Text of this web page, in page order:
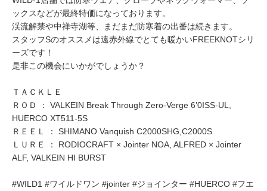
ックスなどが最終特価になっております。
渓流解禁や中禅寺湖等、まだまだ防寒着の出番は続きます。
スタッフSのオススメは遠赤外線でとても暖かいFREEKNOTシリ
ーズです！
是非この機会にいかがでしょうか？
ＴＡＣＫＬＥ
ＲＯＤ ： VALKEIN Break Through Zero-Verge 6’0ISS-UL,
HUERCO XT511-5S
ＲＥＥＬ ： SHIMANO Vanquish C2000SHG,C2000S
ＬＵＲＥ ： RODIOCRAFT × Jointer NOA, ALFRED × Jointer
ALF, VALKEIN HI BURST
#WILD1 #ワイルドワン #jointer #ジョインター #HUERCO #フエ